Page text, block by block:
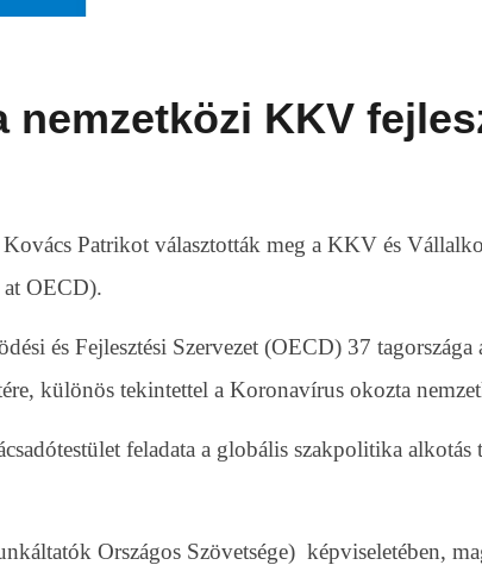
nemzetközi KKV
CityGolf Clubban
Patrikot választották meg a KKV és
at OECD).
és Fejlesztési Szervezet (OECD) 37
különös tekintettel a Koronavírus okozta
feladata a globális szakpolitika alkotás
Országos Szövetsége) képviseletében,